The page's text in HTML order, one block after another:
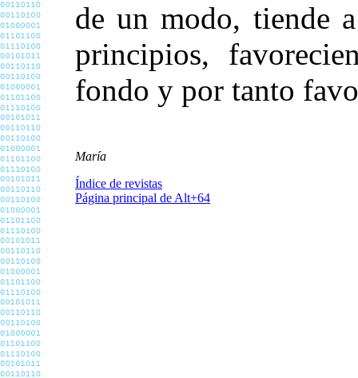
de un modo, tiende
principios,
fondo y por tanto
María
Índice de revistas
Página principal de Alt+64